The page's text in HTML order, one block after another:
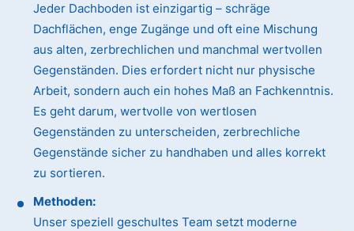
Jeder Dachboden ist einzigartig – schräge
Dachflächen, enge Zugänge und oft eine Mischung
aus alten, zerbrechlichen und manchmal wertvollen
Gegenständen. Dies erfordert nicht nur physische
Arbeit, sondern auch ein hohes Maß an Fachkenntnis.
Es geht darum, wertvolle von wertlosen
Gegenständen zu unterscheiden, zerbrechliche
Gegenstände sicher zu handhaben und alles korrekt
zu sortieren.
Methoden:
Unser speziell geschultes Team setzt moderne